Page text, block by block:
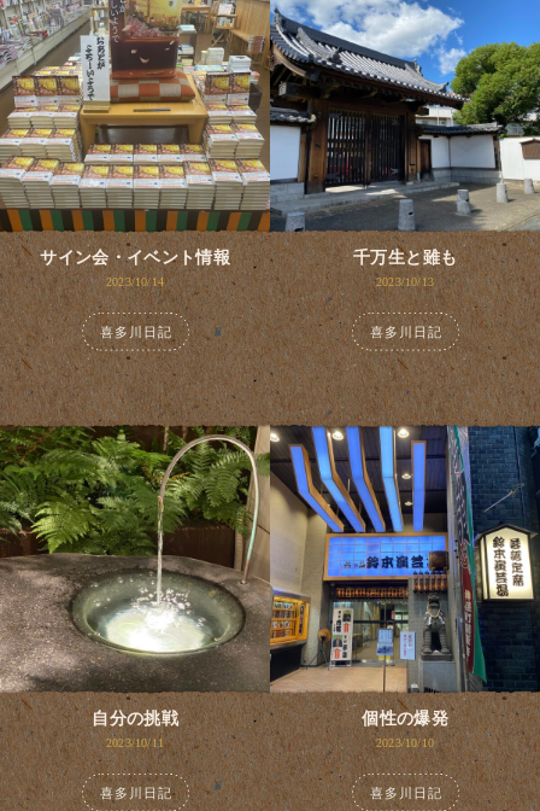
サイン会・イベント情報
2023/10/14
喜多川日記
千万生と雖も
2023/10/13
喜多川日記
自分の挑戦
2023/10/11
喜多川日記
個性の爆発
2023/10/10
喜多川日記